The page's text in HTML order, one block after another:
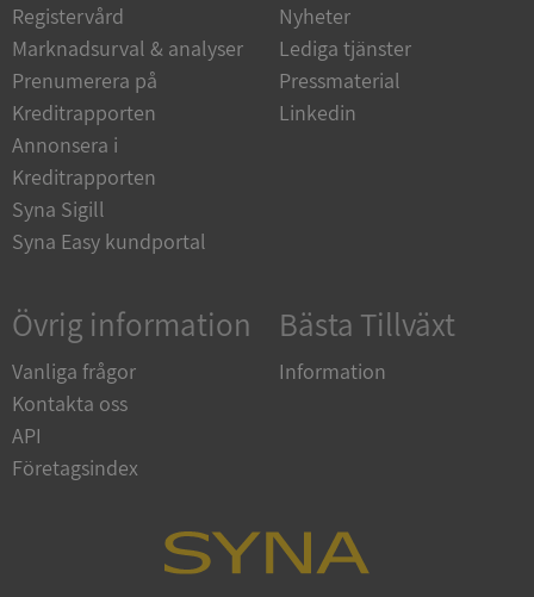
Registervård
Marknadsurval & analyser
Prenumerera på
Kreditrapporten
Annonsera i
Kreditrapporten
Syna Sigill
Syna Easy kundportal
Nyheter
Lediga tjänster
Pressmaterial
Linkedin
Övrig information
Vanliga frågor
Kontakta oss
API
Företagsindex
Bästa Tillväxt
Information
_GRECAPTCHA
Google LLC
www.google.com
Corporation